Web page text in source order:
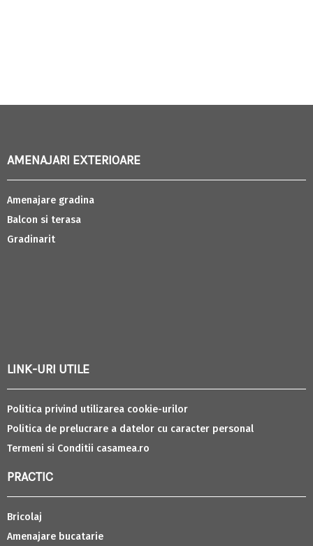
AMENAJARI EXTERIOARE
Amenajare gradina
Balcon si terasa
Gradinarit
LINK-URI UTILE
Politica privind utilizarea cookie-urilor
Politica de prelucrare a datelor cu caracter personal
Termeni si Conditii casamea.ro
PRACTIC
Bricolaj
Amenajare bucatarie